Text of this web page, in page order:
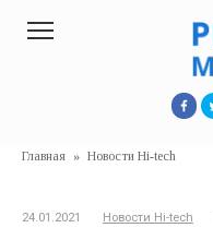
Главная » Новости Hi-tech
24.01.2021 Новости Hi-tech